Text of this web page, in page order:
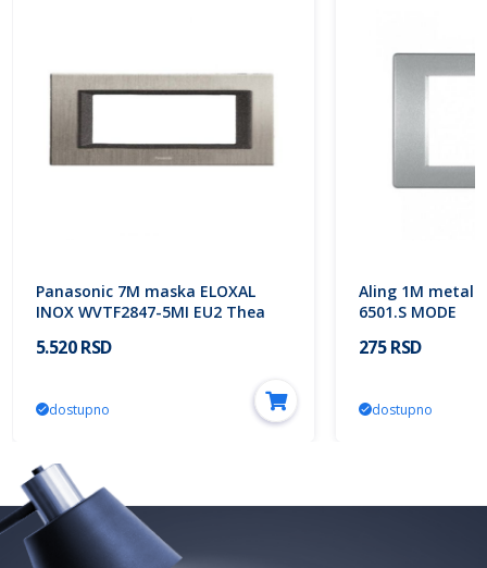
Panasonic 7M maska ELOXAL
INOX WVTF2847-5MI EU2 Thea
5.520 RSD
dostupno
Aling 1M
6501.S MODE
275 RSD
dostupno